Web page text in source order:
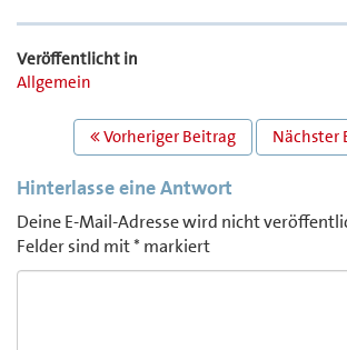
Veröffentlicht in
Allgemein
BEITRAGS
NAVIGATION
Vorheriger Beitrag Nächster
Hinterlasse eine Antwort
Deine E-Mail-Adresse wird nicht
Felder sind mit* markiert
Comment